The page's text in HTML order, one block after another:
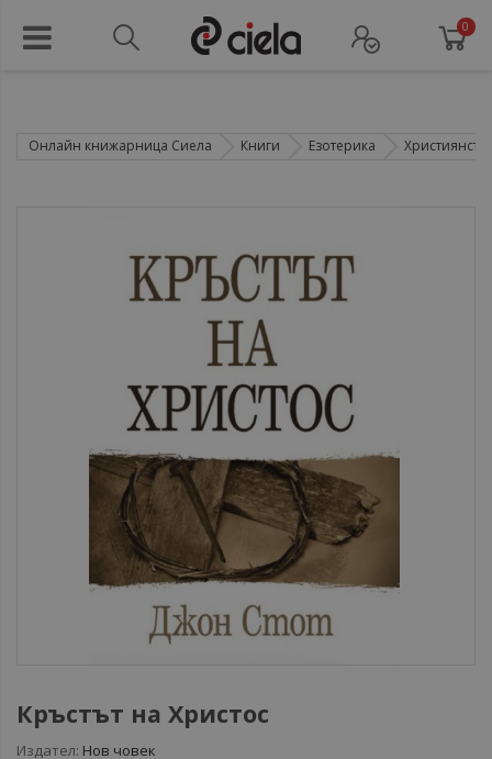
0
Онлайн книжарница Сиела Книги Езотерика
Кръстът на Христос
Издател: Нов човек